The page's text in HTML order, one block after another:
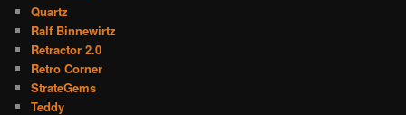
Quartz
Ralf Binnewirtz
Retractor 2.0
Retro Corner
StrateGems
Teddy